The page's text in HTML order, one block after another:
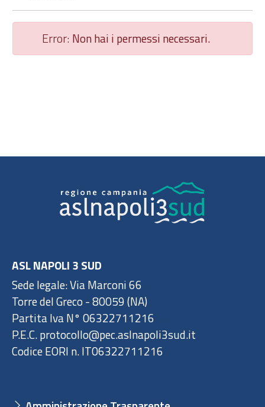
Error: Non hai i permessi necessari.
ASL NAPOLI 3 SUD
Sede legale: Via Marconi 66
Torre del Greco - 80059 (NA)
Partita Iva N° 06322711216
P.E.C. protocollo@pec.aslnapoli3sud.it
Codice EORI n. IT06322711216